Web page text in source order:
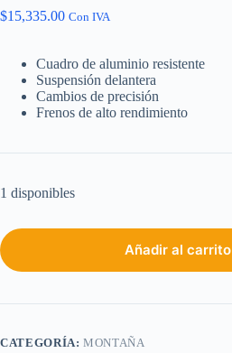
$15,335.00 Con IVA
Cuadro de aluminio resistente
Suspensión delantera
Cambios de precisión
Frenos de alto rendimiento
1 disponibles
Añadir al carrito
CATEGORÍA:MONTAÑA